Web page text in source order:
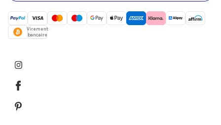
Virement
bancaire